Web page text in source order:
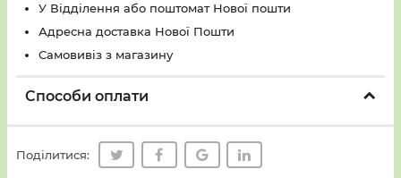
У Вiддiлення або поштомат Нової пошти
Адресна доставка Нової Пошти
Самовивіз з магазину
Способи оплати
Поділитися: